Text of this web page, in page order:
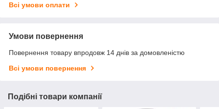
Всі умови оплати
Умови повернення
Повернення товару впродовж 14 днів за домовленістю
Всі умови повернення
Подібні товари компанії